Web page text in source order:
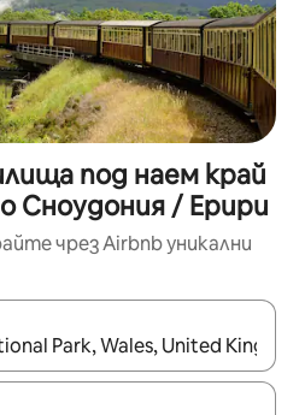
под наем край
Сноудония / Ерири
чрез Airbnb уникални
покажат, използвайте